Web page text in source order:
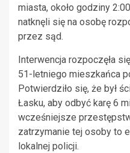
miasta, około godziny
natknęli się na osobę
przez sąd.
Interwencja rozpoczęła
51-letniego mieszkańca
Potwierdziło się, że był
Łasku, aby odbyć karę 6
wcześniejsze
zatrzymanie tej osoby to
lokalnej policji.